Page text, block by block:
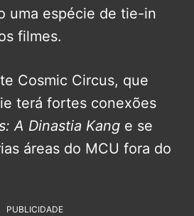
uma espécie de tie-in
filmes.
Cosmic Circus, que
terá fortes conexões
A Dinastia Kang e se
áreas do MCU fora do
PUBLICIDADE